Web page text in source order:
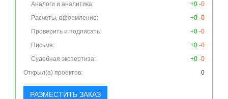
Аналоги и аналитика:
+0 -0
Расчеты, оформление:
+0 -0
Проверить и подписать:
+0 -0
Письма:
+0 -0
Судебная экспертиза:
+0 -0
Открыл(а) проектов:
0
РАЗМЕСТИТЬ ЗАКАЗ